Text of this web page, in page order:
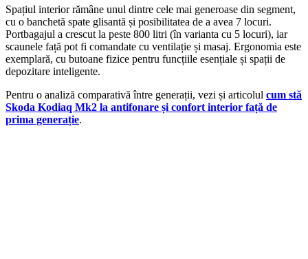
Spațiul interior rămâne unul dintre cele mai generoase din segment,
cu o banchetă spate glisantă și posibilitatea de a avea 7 locuri.
Portbagajul a crescut la peste 800 litri (în varianta cu 5 locuri), iar
scaunele față pot fi comandate cu ventilație și masaj. Ergonomia este
exemplară, cu butoane fizice pentru funcțiile esențiale și spații de
depozitare inteligente.
Pentru o analiză comparativă între generații, vezi și articolul cum stă
Skoda Kodiaq Mk2 la antifonare și confort interior față de
prima generație.